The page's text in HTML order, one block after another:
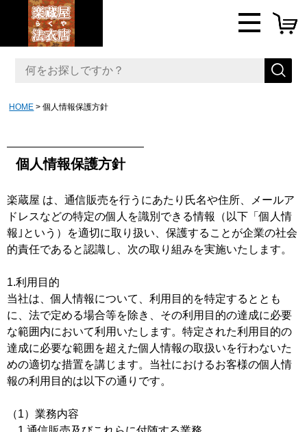
HOME 個人情報保護方針
個人情報保護方針
楽蔵屋 は、通信販売を行うにあたり氏名や住所、メールア
ドレスなどの特定の個人を識別できる情報（以下「個人情
報｣という）を適切に取り扱い、保護することが企業の社会
的責任であると認識し、次の取り組みを実施いたします。
1.利用目的
当社は、個人情報について、利用目的を特定するととも
に、法で定める場合等を除き、その利用目的の達成に必要
な範囲内において利用いたします。特定された利用目的の
達成に必要な範囲を超えた個人情報の取扱いを行わないた
めの適切な措置を講じます。当社におけるお客様の個人情
報の利用目的は以下の通りです。
（1）業務内容